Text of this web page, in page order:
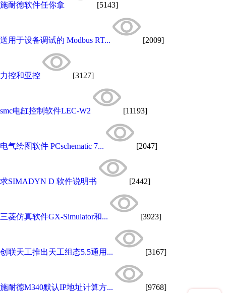
施耐德软件任你拿 [5143]
送用于设备调试的 Modbus RT... [2009]
力控和亚控 [3127]
smc电缸控制软件LEC-W2 [11193]
电气绘图软件 PCschematic 7... [2047]
求SIMADYN D 软件说明书 [2442]
三菱仿真软件GX-Simulator和... [3923]
创联天工推出天工组态5.5通用... [3167]
施耐德M340默认IP地址计算方... [9768]